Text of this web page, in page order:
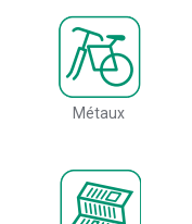
Métaux